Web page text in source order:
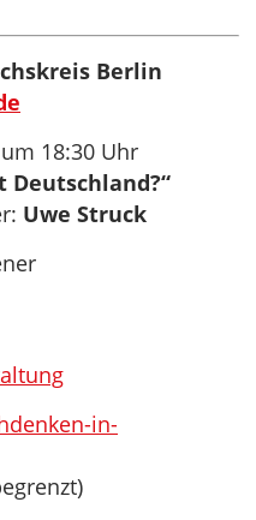
Berlin
18:30 Uhr
Deutschland?“
Uwe Struck
in-